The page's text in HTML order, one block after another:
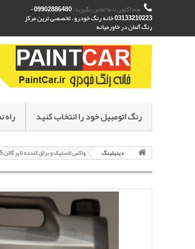
هم اکنون با ما تماس بگیرید: 09902886480-
03133210223 خانه رنگ خودرو ، تخصصی ترین مرکز
رنگ آلمان در خاورمیانه
رنگ اتومبیل خود را انتخاب کنید راه
دیتیلینگ واکس لاستیک و براق کننده تایر گالن 4.5 لیتر کارماکر Carma Care Tire Shine 4.5L